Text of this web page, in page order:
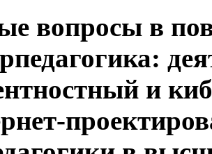
вопросы в
и